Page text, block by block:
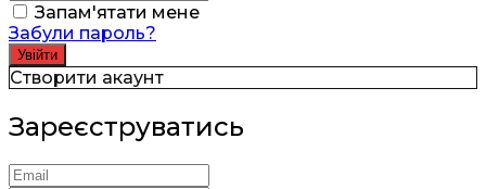
Запам'ятати мене
Забули пароль?
Створити акаунт
Зареєструватись